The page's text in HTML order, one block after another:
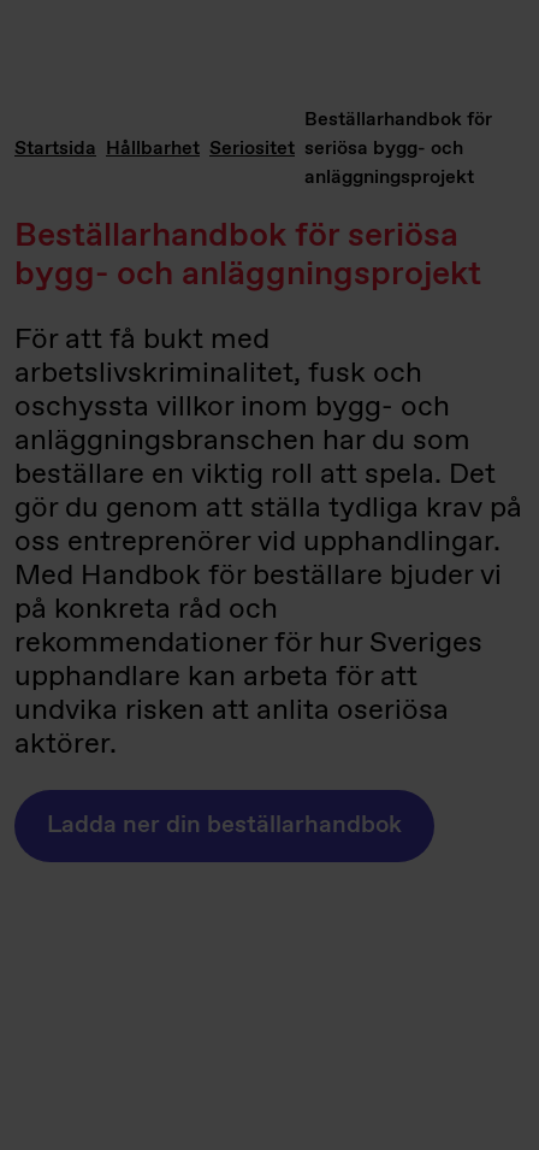
Startsida Hållbarhet Seriositet
Beställarhandbok för
seriösa bygg- och
anläggningsprojekt
Beställarhandbok för seriösa
bygg- och anläggningsprojekt
För att få bukt med
arbetslivskriminalitet, fusk och
oschyssta villkor inom bygg- och
anläggningsbranschen har du som
beställare en viktig roll att spela. Det
gör du genom att ställa tydliga krav på
oss entreprenörer vid upphandlingar.
Med Handbok för beställare bjuder vi
på konkreta råd och
rekommendationer för hur Sveriges
upphandlare kan arbeta för att
undvika risken att anlita oseriösa
aktörer.
Ladda ner din beställarhandbok